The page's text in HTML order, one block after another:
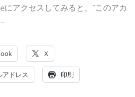
にアクセスしてみると、”このアカ
X
アドレス 印刷